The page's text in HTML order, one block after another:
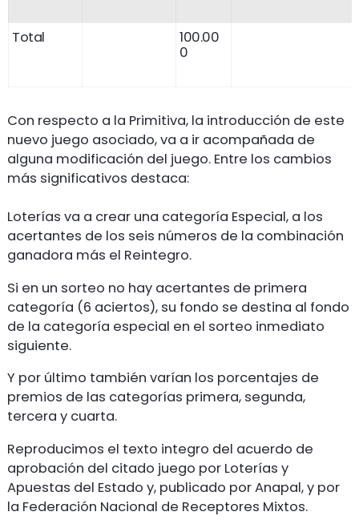
Total
100.00
0
Con respecto a la Primitiva, la introducción de este
nuevo juego asociado, va a ir acompañada de
alguna modificación del juego. Entre los cambios
más significativos destaca:
Loterías va a crear una categoría Especial, a los
acertantes de los seis números de la combinación
ganadora más el Reintegro.
Si en un sorteo no hay acertantes de primera
categoría (6 aciertos), su fondo se destina al fondo
de la categoría especial en el sorteo inmediato
siguiente.
Y por último también varían los porcentajes de
premios de las categorías primera, segunda,
tercera y cuarta.
Reproducimos el texto integro del acuerdo de
aprobación del citado juego por Loterías y
Apuestas del Estado y, publicado por Anapal, y por
la Federación Nacional de Receptores Mixtos.